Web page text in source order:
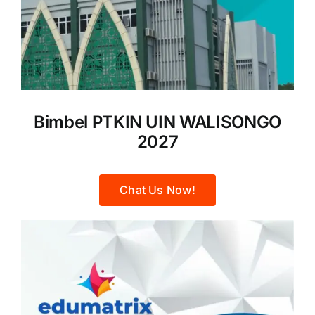
Bimbel PTKIN UIN WALISONGO
2027
Chat Us Now!